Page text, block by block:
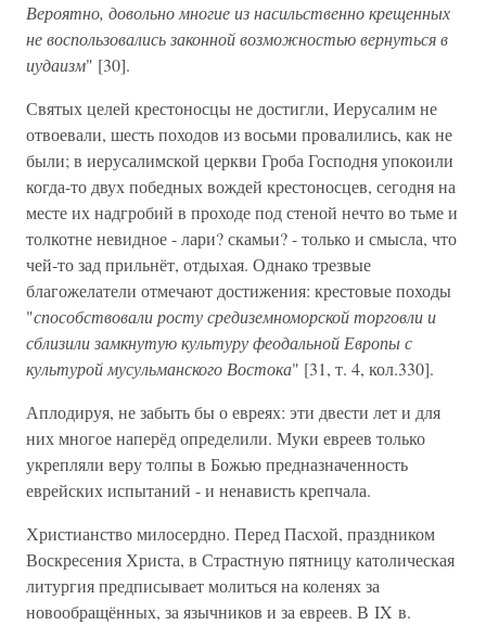
Вероятно, довольно многие из насильственно крещенных
не воспользовались законной возможностью вернуться в
иудаизм" [30].
Святых целей крестоносцы не достигли, Иерусалим не
отвоевали, шесть походов из восьми провалились, как не
были; в иерусалимской церкви Гроба Господня упокоили
когда-то двух победных вождей крестоносцев, сегодня на
месте их надгробий в проходе под стеной нечто во тьме и
толкотне невидное - лари? скамьи? - только и смысла, что
чей-то зад прильнёт, отдыхая. Однако трезвые
благожелатели отмечают достижения: крестовые походы
"способствовали росту средиземноморской торговли и
сблизили замкнутую культуру феодальной Европы с
культурой мусульманского Востока" [31, т. 4, кол.330].
Аплодируя, не забыть бы о евреях: эти двести лет и для
них многое наперёд определили. Муки евреев только
укрепляли веру толпы в Божью предназначенность
еврейских испытаний - и ненависть крепчала.
Христианство милосердно. Перед Пасхой, праздником
Воскресения Христа, в Страстную пятницу католическая
литургия предписывает молиться на коленях за
новообращённых, за язычников и за евреев. В IX в.